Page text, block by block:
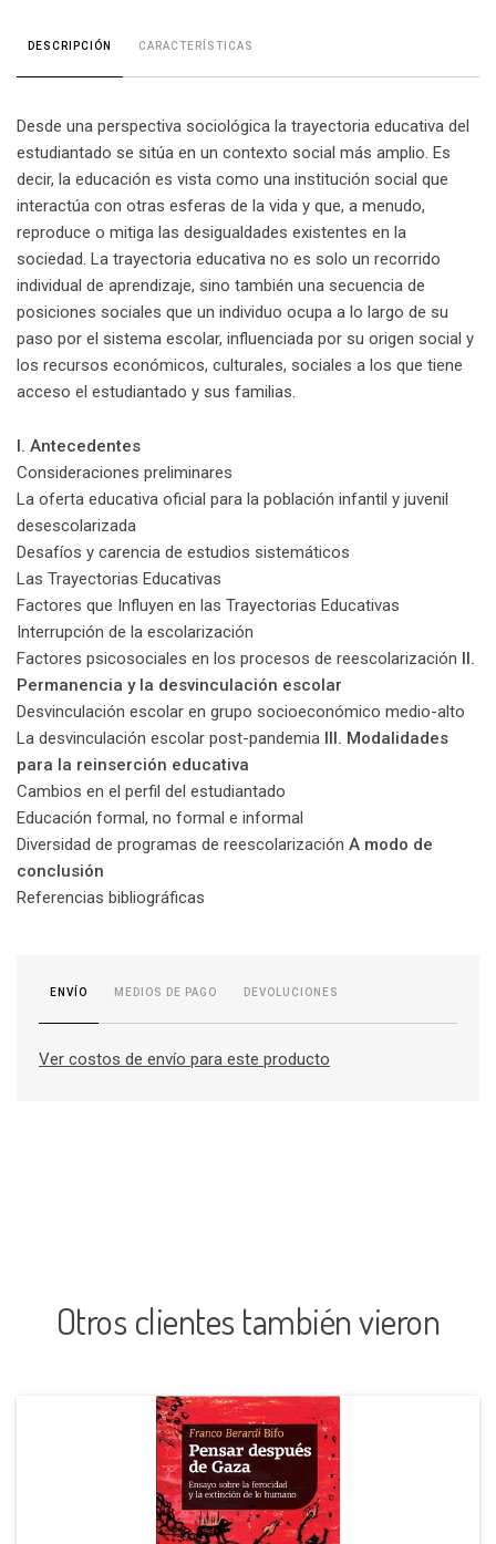
DESCRIPCIÓN CARACTERÍSTICAS
Desde una perspectiva sociológica la trayectoria educativa del
estudiantado se sitúa en un contexto social más amplio. Es
decir, la educación es vista como una institución social que
interactúa con otras esferas de la vida y que, a menudo,
reproduce o mitiga las desigualdades existentes en la
sociedad. La trayectoria educativa no es solo un recorrido
individual de aprendizaje, sino también una secuencia de
posiciones sociales que un individuo ocupa a lo largo de su
paso por el sistema escolar, influenciada por su origen social y
los recursos económicos, culturales, sociales a los que tiene
acceso el estudiantado y sus familias.
I. Antecedentes
Consideraciones preliminares
La oferta educativa oficial para la población infantil y juvenil
desescolarizada
Desafíos y carencia de estudios sistemáticos
Las Trayectorias Educativas
Factores que Influyen en las Trayectorias Educativas
Interrupción de la escolarización
Factores psicosociales en los procesos de reescolarización II.
Permanencia y la desvinculación escolar
Desvinculación escolar en grupo socioeconómico medio-alto
La desvinculación escolar post-pandemia III. Modalidades
para la reinserción educativa
Cambios en el perfil del estudiantado
Educación formal, no formal e informal
Diversidad de programas de reescolarización A modo de
conclusión
Referencias bibliográficas
ENVÍO MEDIOS DE PAGO DEVOLUCIONES
Ver costos de envío para este producto
Otros clientes también vieron